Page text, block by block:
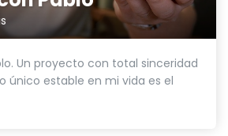
Un proyecto con total sinceridad
único estable en mi vida es el